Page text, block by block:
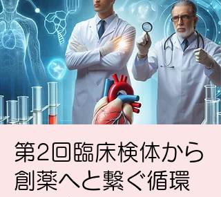
第2回臨床検体から
創薬へと繋ぐ循環